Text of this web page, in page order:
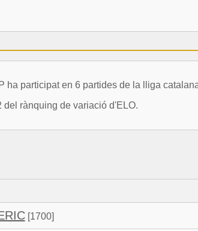
ha participat en 6 partides de la lliga
rànquing de variació d'ELO.
[1700]